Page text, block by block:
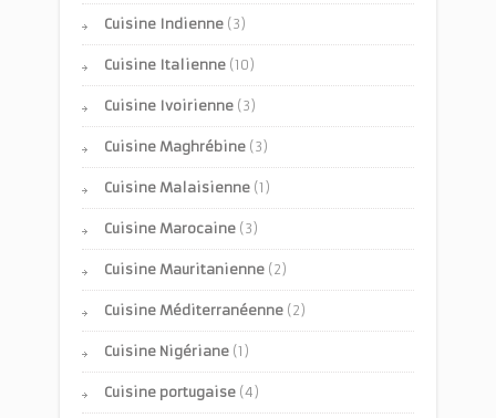
Cuisine Indienne (3)
Cuisine Italienne (10)
Cuisine Ivoirienne (3)
Cuisine Maghrébine (3)
Cuisine Malaisienne (1)
Cuisine Marocaine (3)
Cuisine Mauritanienne (2)
Cuisine Méditerranéenne (2)
Cuisine Nigériane (1)
Cuisine portugaise (4)